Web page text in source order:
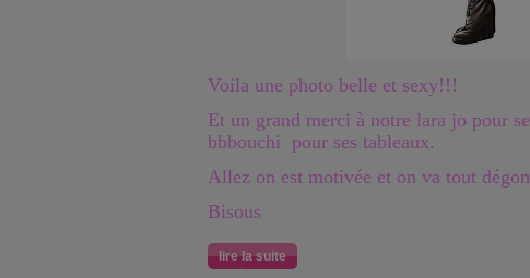
Voila une photo belle et sexy!!!
Et un grand merci à notre lara jo pour
bbbouchi pour ses tableaux.
Allez on est motivée et on va tout
Bisous
lire la suite